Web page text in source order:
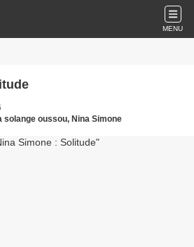
MENU
solange oussou, Nina Simone